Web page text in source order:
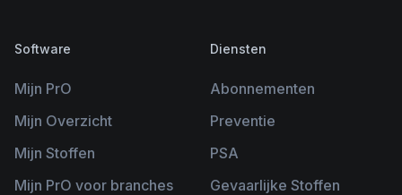
Software
Mijn PrO
Mijn Overzicht
Mijn Stoffen
Mijn PrO voor branches
Diensten
Abonnementen
Preventie
PSA
Gevaarlijke Stoffen